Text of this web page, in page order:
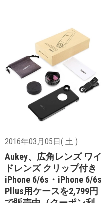
2016年03月05日( 土 )
Aukey、広角レンズ ワイ
ドレンズ クリップ付き
iPhone 6/6s・iPhone 6/6s
Pllus用ケースを2,799円